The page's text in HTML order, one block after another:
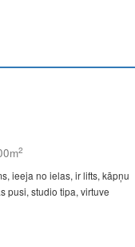
2
ieeja no ielas, ir lifts, kāpņu
pusi, studio tipa, virtuve